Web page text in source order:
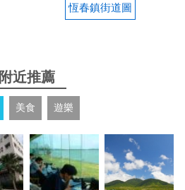
恆春鎮街道圖
附近推薦
美食 遊樂